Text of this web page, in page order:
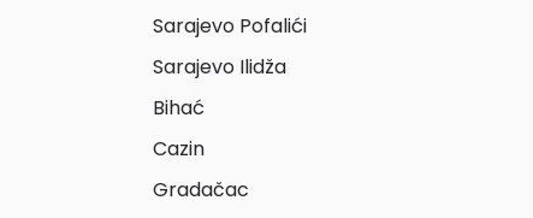
Sarajevo Pofalići
Sarajevo Ilidža
Bihać
Cazin
Gradačac